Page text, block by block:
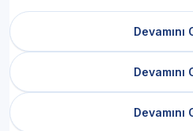
Devamını
Devamını
Devamını